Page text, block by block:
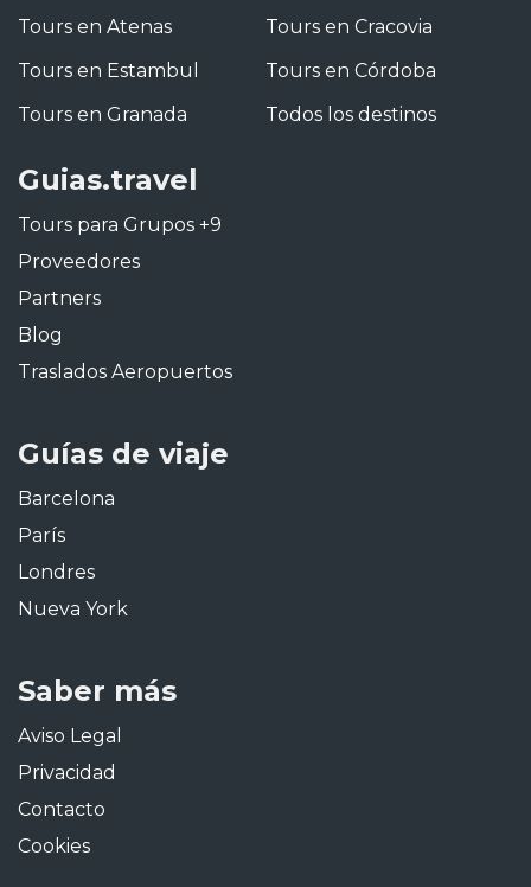
Tours en Atenas
Tours en Estambul
Tours en Granada
Tours en Cracovia
Tours en Córdoba
Todos los destinos
Guias.travel
Tours para Grupos +9
Proveedores
Partners
Blog
Traslados Aeropuertos
Guías de viaje
Barcelona
París
Londres
Nueva York
Saber más
Aviso Legal
Privacidad
Contacto
Cookies